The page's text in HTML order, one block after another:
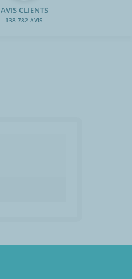
AVIS CLIENTS
138 782 AVIS